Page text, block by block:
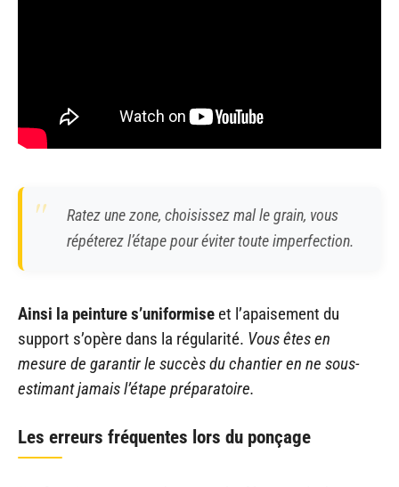
Ratez une zone, choisissez mal le grain, vous
répéterez l’étape pour éviter toute imperfection.
Ainsi la peinture s’uniformise et l’apaisement du
support s’opère dans la régularité. Vous êtes en
mesure de garantir le succès du chantier en ne sous-
estimant jamais l’étape préparatoire.
Les erreurs fréquentes lors du ponçage